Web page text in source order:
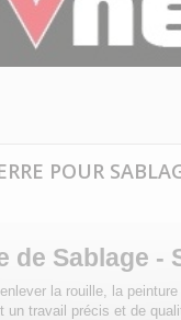
POUR
Sablage -
la rouille, la
travail précis et de